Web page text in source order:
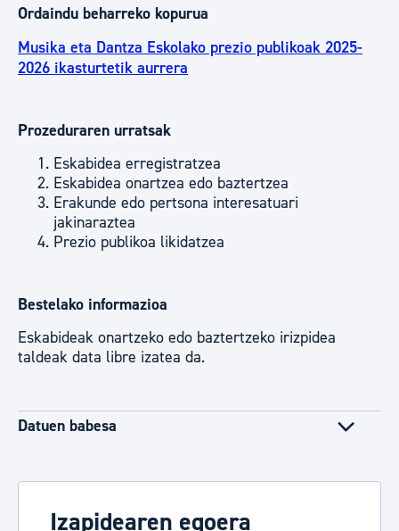
Ordaindu beharreko kopurua
Musika eta Dantza Eskolako prezio publikoak 2025-
2026 ikasturtetik aurrera
Prozeduraren urratsak
Eskabidea erregistratzea
Eskabidea onartzea edo baztertzea
Erakunde edo pertsona interesatuari
jakinaraztea
Prezio publikoa likidatzea
Bestelako informazioa
Eskabideak onartzeko edo baztertzeko irizpidea
taldeak data libre izatea da.
Datuen babesa
Izapidearen egoera